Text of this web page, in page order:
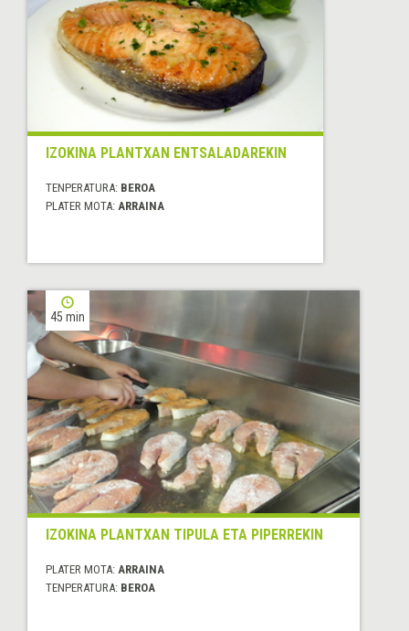
IZOKINA PLANTXAN ENTSALADAREKIN
TENPERATURA: BEROA
PLATER MOTA: ARRAINA
45 min
IZOKINA PLANTXAN TIPULA ETA PIPERREKIN
PLATER MOTA: ARRAINA
TENPERATURA: BEROA